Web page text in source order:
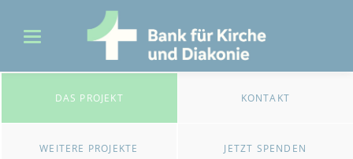
DAS PROJEKT KONTAKT
WEITERE PROJEKTE JETZT SPENDEN